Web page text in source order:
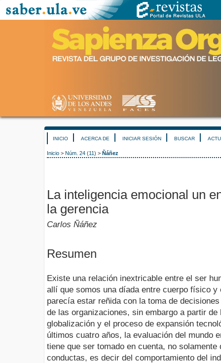
INICIO ACERCA DE INICIAR SESIÓN BUSCAR
Inicio > Núm. 24 (11) > Ñáñez
La inteligencia emocional un
la gerencia
Carlos Ñáñez
Resumen
Existe una relación inextricable entre el ser
allí que somos una díada entre cuerpo físico y
parecía estar reñida con la toma de
de las organizaciones, sin embargo a partir
globalización y el proceso de expansión
últimos cuatro años, la evaluación del mundo
tiene que ser tomado en cuenta, no solamente
conductas, es decir del comportamiento del